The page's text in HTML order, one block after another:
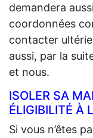
demandera
coordonnées
contacter
aussi, par la
et nous.
ISOLER SA
ÉLIGIBILITÉ À
Si vous n’êtes